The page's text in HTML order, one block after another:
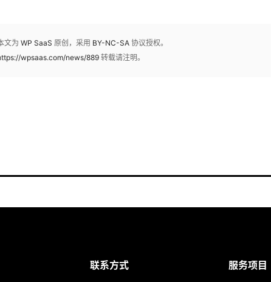
文为 WP SaaS 原创，采用 BY-NC-SA 协议授权。
wpsaas.com/news/889转载请注明。
联系方式 服务项目